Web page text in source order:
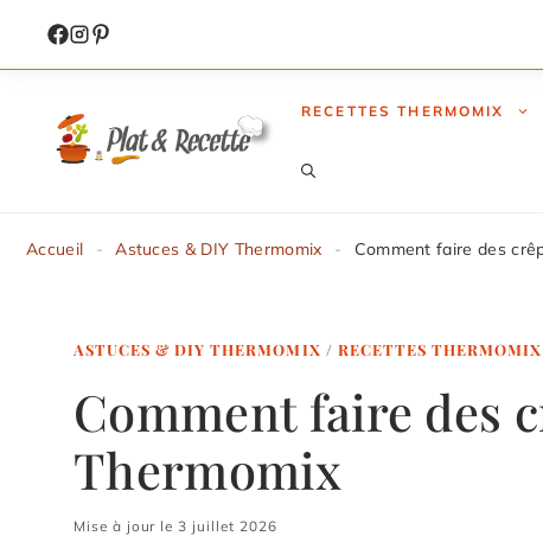
contenu
RECETTES THERMOMIX
Accueil - Astuces & DIY Thermomix - Comment faire des
ASTUCES & DIY THERMOMIX / RECETTES THERMOMIX
Comment faire des
Thermomix
Mise à jour le 3 juillet 2026